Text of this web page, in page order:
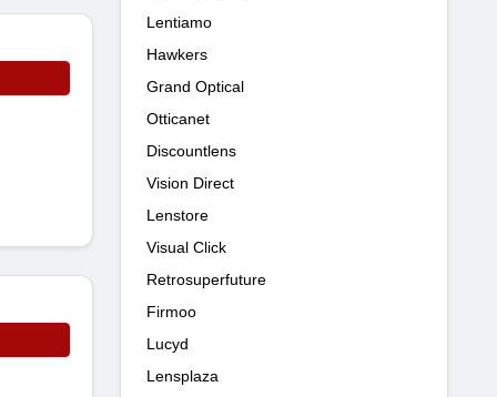
Lentiamo
Hawkers
Grand Optical
Otticanet
Discountlens
Vision Direct
Lenstore
Visual Click
Retrosuperfuture
Firmoo
Lucyd
Lensplaza